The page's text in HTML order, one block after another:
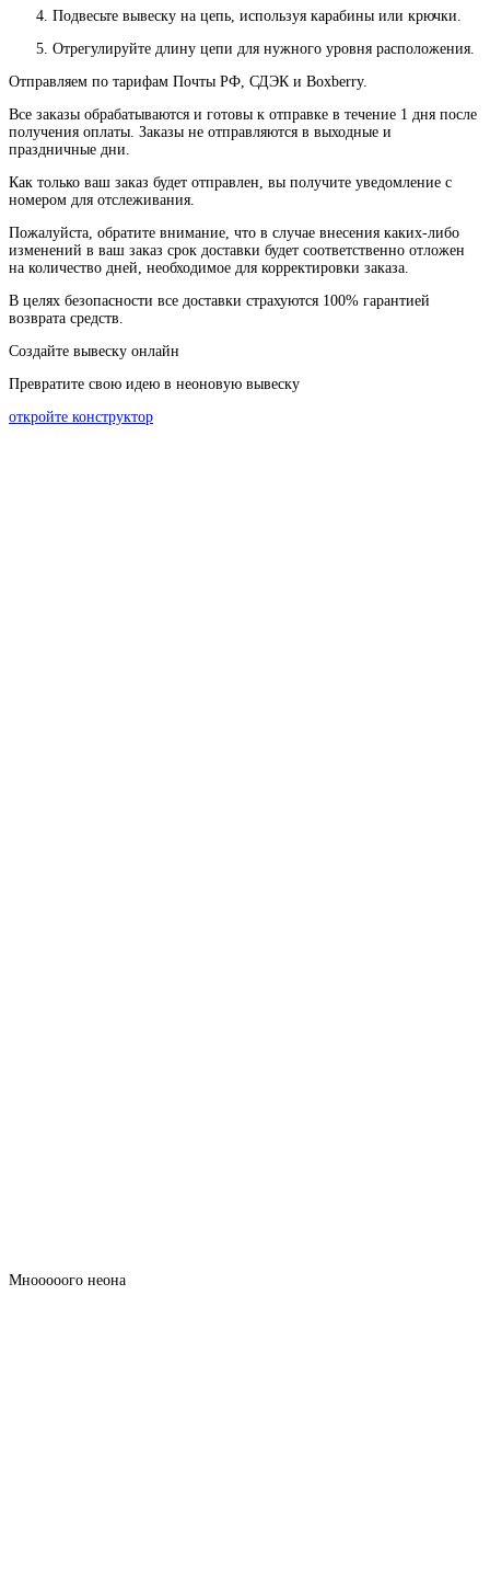
Подвесьте вывеску на цепь, используя карабины или крючки.
Отрегулируйте длину цепи для нужного уровня расположения.
Отправляем по тарифам Почты РФ, СДЭК и Boxberry.
Все заказы обрабатываются и готовы к отправке в течение 1 дня после
получения оплаты Заказы не отправляются в выходные и
праздничные дни
Как только ваш заказ будет отправлен вы получите уведомление с
номером для отслеживания
Пожалуйста , обратите внимание что в случае внесения каких-либо
изменений в ваш заказ срок доставки будет соответственно отложен
на количество дней необходимое для корректировки заказа
В целях безопасности все доставки страхуются 100% гарантией
возврата средств.
Создайте вывеску онлайн
Превратите свою идею в неоновую вывеску
откройте конструктор
Мнооооого неона